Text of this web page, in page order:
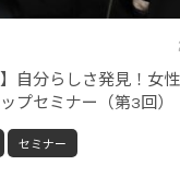
】自分らしさ発見！女
プセミナー（第3回）
セミナー